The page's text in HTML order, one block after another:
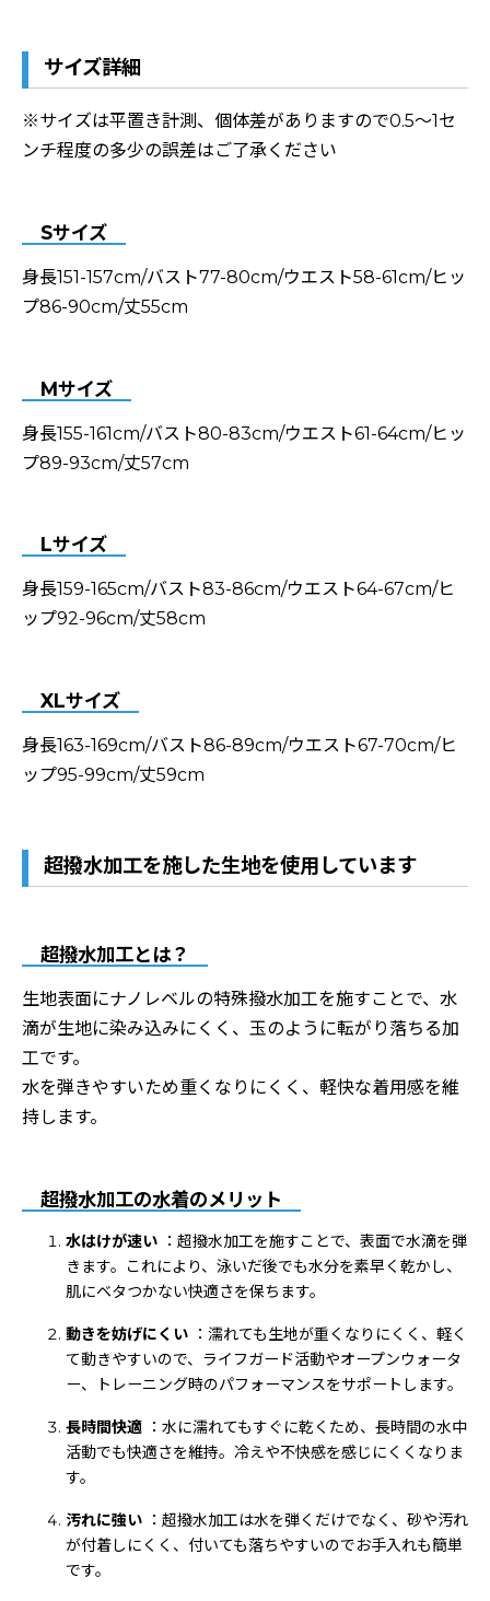
サイズ詳細
※サイズは平置き計測、個体差がありますので0.5〜1セ
ンチ程度の多少の誤差はご了承ください
Sサイズ
身長151-157cm/バスト77-80cm/ウエスト58-61cm/ヒッ
プ86-90cm/丈55cm
Mサイズ
身長155-161cm/バスト80-83cm/ウエスト61-64cm/ヒッ
プ89-93cm/丈57cm
Lサイズ
身長159-165cm/バスト83-86cm/ウエスト64-67cm/ヒ
ップ92-96cm/丈58cm
XLサイズ
身長163-169cm/バスト86-89cm/ウエスト67-70cm/ヒ
ップ95-99cm/丈59cm
超撥水加工を施した生地を使用しています
超撥水加工とは？
生地表面にナノレベルの特殊撥水加工を施すことで、水
滴が生地に染み込みにくく、玉のように転がり落ちる加
工です。
水を弾きやすいため重くなりにくく、軽快な着用感を維
持します。
超撥水加工の水着のメリット
水はけが速い ：超撥水加工を施すことで、表面で水滴を弾
きます。これにより、泳いだ後でも水分を素早く乾かし、
肌にベタつかない快適さを保ちます。
動きを妨げにくい ：濡れても生地が重くなりにくく、軽く
て動きやすいので、ライフガード活動やオープンウォータ
ー、トレーニング時のパフォーマンスをサポートします。
長時間快適 ：水に濡れてもすぐに乾くため、長時間の水中
活動でも快適さを維持。冷えや不快感を感じにくくなりま
す。
汚れに強い ：超撥水加工は水を弾くだけでなく、砂や汚れ
が付着しにくく、付いても落ちやすいのでお手入れも簡単
です。